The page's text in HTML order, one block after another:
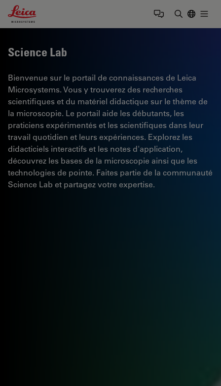
Leica Microsystems Logo
Science Lab
Bienvenue sur le portail de connaissances de Leica
Microsystems. Vous y trouverez des recherches
scientifiques et du matériel didactique sur le thème de
la microscopie. Le portail aide les débutants, les
praticiens expérimentés et les scientifiques dans leur
travail quotidien et leurs expériences. Explorez les
didacticiels interactifs et les notes d'application,
découvrez les bases de la microscopie ainsi que les
technologies de pointe. Faites partie de la communauté
Science Lab et partagez votre expertise.